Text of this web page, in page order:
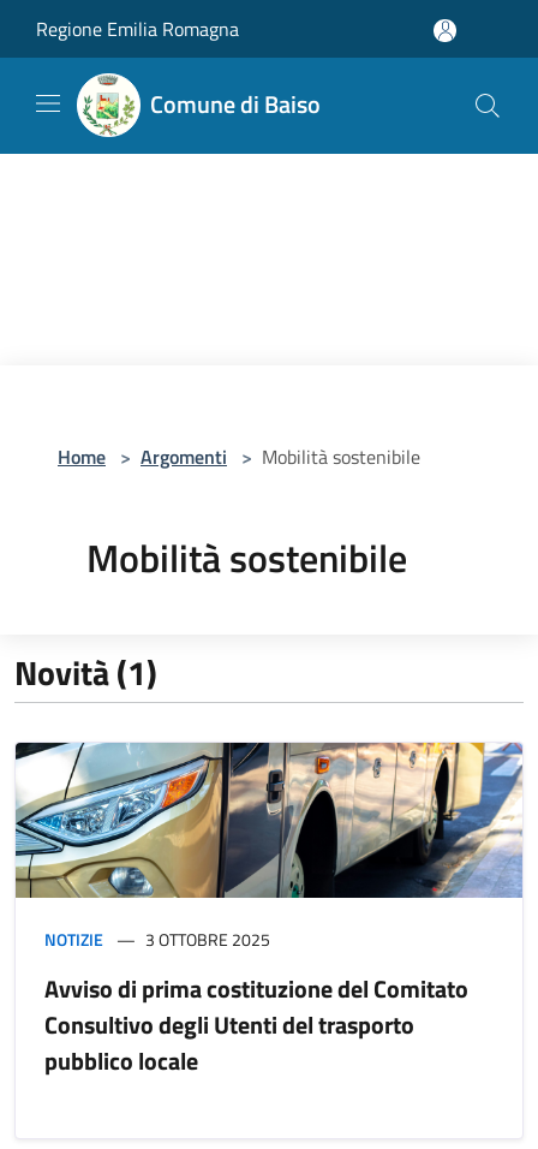
Regione Emilia Romagna
Comune di Baiso
Home > Argomenti > Mobilità sostenibile
Mobilità sostenibile
Novità (1)
NOTIZIE 3 OTTOBRE 2025
Avviso di prima costituzione del Comitato
Consultivo degli Utenti del trasporto
pubblico locale